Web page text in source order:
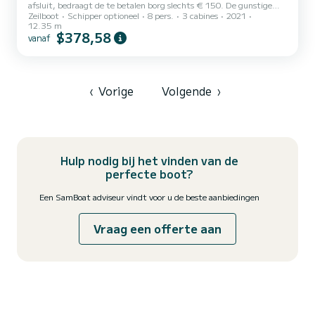
afsluit, bedraagt de te betalen borg slechts € 150. De gunstige
ligging, goede service en beveiligde parkeerplaats voor uw auto
maken Großenbrode de ideale vertrekhaven. We zijn er ook zeker
van dat u de rustige en vertrouwde sfeer die u hier wacht, zult
Zeilboot Schipper optioneel 8 pers. 3 cabines
2021
12.35 m
vanaf $378,58
‹ Vorige Volgende ›
Hulp nodig bij het vinden van de
perfecte boot?
Een SamBoat adviseur vindt voor u de beste aanbiedingen
Vraag een offerte aan